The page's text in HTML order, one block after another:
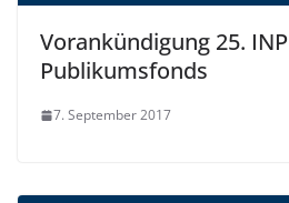
Vorankündigung 25. INP
Publikumsfonds
7. September 2017